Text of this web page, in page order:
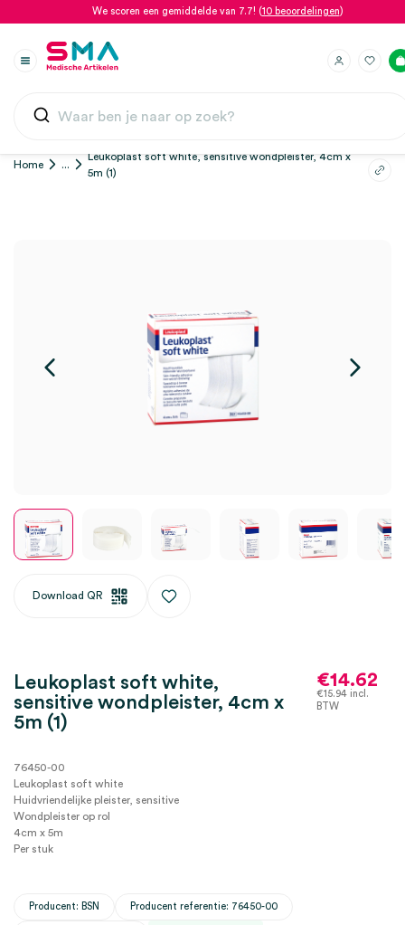
We scoren een gemiddelde van 7.7! (10 beoordelingen)
Home ...
Leukoplast soft white, sensitive wondpleister, 4cm x
5m (1)
Download QR
Leukoplast soft white,
sensitive wondpleister, 4cm x
5m (1)
€14.62
€15.94incl.
BTW
76450-00
Leukoplast soft white
Huidvriendelijke pleister, sensitive
Wondpleister op rol
4cm x 5m
Per stuk
Producent: BSN Producent referentie: 76450-00